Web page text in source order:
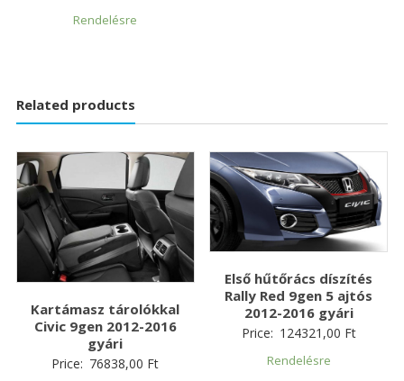
Rendelésre
Related products
Kartámasz tárolókkal
Civic 9gen 2012-2016
gyári
Price: 76838,00 Ft
Első hűtőrács díszítés
Rally Red 9gen 5 ajtós
2012-2016 gyári
Price: 124321,00 Ft
Rendelésre